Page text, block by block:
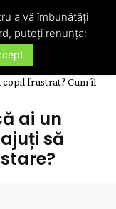
copil frustrat? Cum îl
ai un
să
a vă îmbunătăți
puteți renunța: